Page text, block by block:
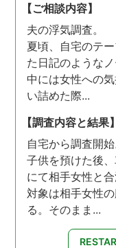
【ご相談内容】
夫の浮気調査。
夏頃、自宅のテ
た日記のようなノ
中には女性への
い詰めた際...
【調査内容と結果】
自宅から調査開始
子供を預けた後
にて相手女性と合
対象は相手女性
る。そのまま...